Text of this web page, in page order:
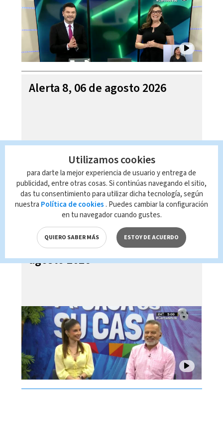
Alerta 8, 06 de agosto 2026
Mi Casa es su Casa, 06 de
agosto 2026
Utilizamos cookies
para darte la mejor experiencia de usuario y entrega de
publicidad, entre otras cosas. Si continúas navegando el sitio,
das tu consentimiento para utilizar dicha tecnología, según
nuestra Política de cookies . Puedes cambiar la configuración
en tu navegador cuando gustes.
QUIERO SABER MÁS ESTOY DE ACUERDO